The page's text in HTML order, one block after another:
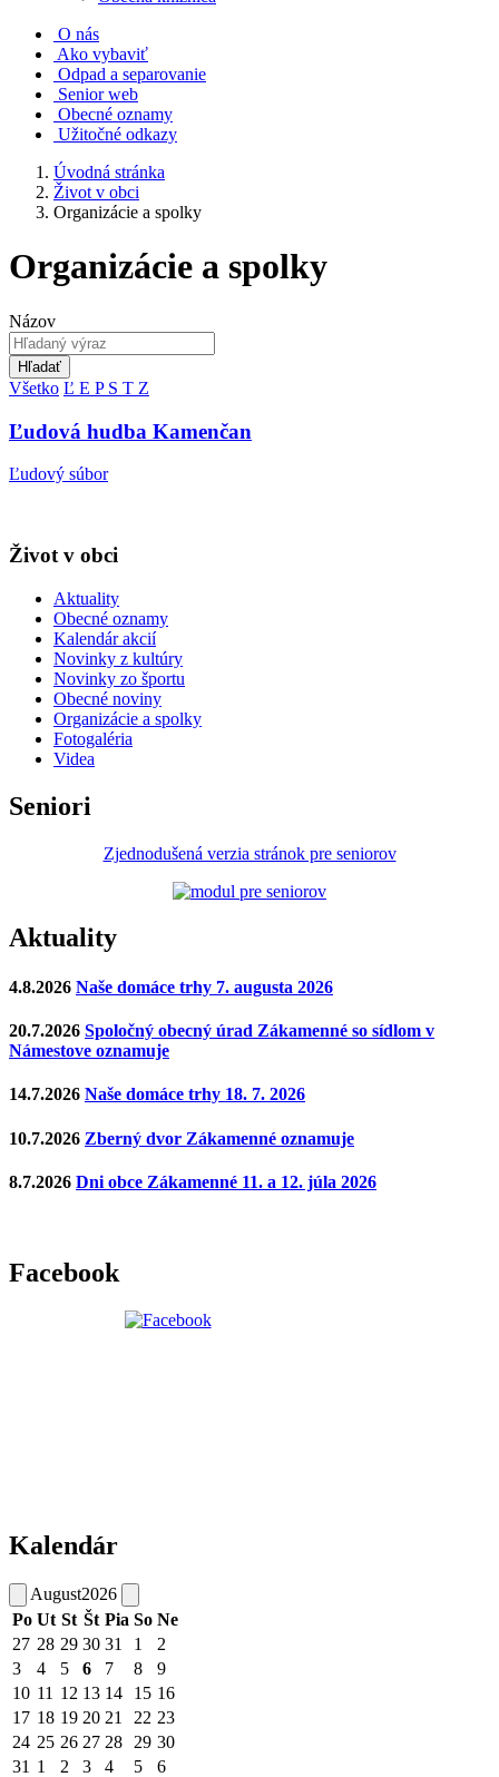
O nás
Ako vybaviť
Odpad a separovanie
Senior web
Obecné oznamy
Užitočné odkazy
Úvodná stránka
Život v obci
Organizácie a spolky
Organizácie a spolky
Názov
Hľadať
Všetko Ľ E P S T Z
Ľudová hudba Kamenčan
Ľudový súbor
Život v obci
Aktuality
Obecné oznamy
Kalendár akcií
Novinky z kultúry
Novinky zo športu
Obecné noviny
Organizácie a spolky
Fotogaléria
Videa
Seniori
Zjednodušená verzia stránok pre seniorov
Aktuality
4.8.2026 Naše domáce trhy 7. augusta 2026
20.7.2026 Spoločný obecný úrad Zákamenné so sídlom v
Námestove oznamuje
14.7.2026 Naše domáce trhy 18. 7. 2026
10.7.2026 Zberný dvor Zákamenné oznamuje
8.7.2026 Dni obce Zákamenné 11. a 12. júla 2026
Facebook
Kalendár
August2026
Po Ut St Št Pia So Ne
27 28 29 30 31 1
2
3
4 5 6 7 8
9
10 11 12 13 14 15 16
17 18 19 20 21 22 23
24 25 26 27 28 29 30
31 1 2 3 4 5 6